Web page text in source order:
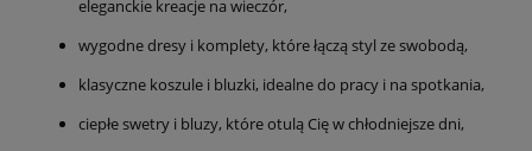
eleganckie kreacje na wieczór,
wygodne dresy i komplety, które łączą styl ze swobodą,
klasyczne koszule i bluzki, idealne do pracy i na spotkania,
ciepłe swetry i bluzy, które otulą Cię w chłodniejsze dni,